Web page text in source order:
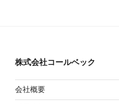
株式会社コールベック
会社概要